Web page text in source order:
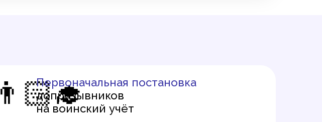
👨🏻‍🎓
Первоначальная постановка
допризывников
на воинский учёт